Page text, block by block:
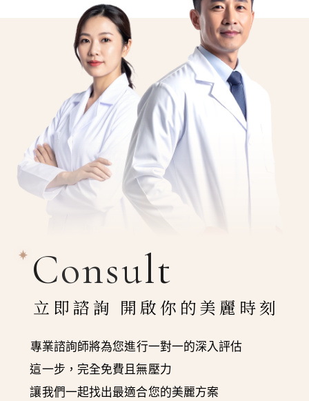
Consult
立即諮詢 開啟你的美麗時刻
專業諮詢師將為您進行一對一的深入評估
這一步，完全免費且無壓力
讓我們一起找出最適合您的美麗方案